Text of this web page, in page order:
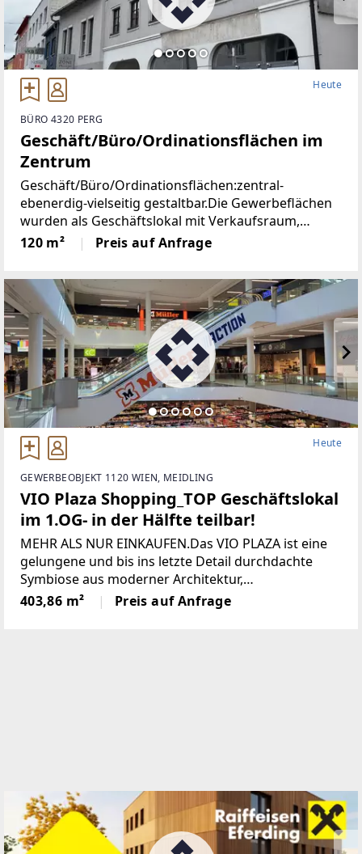
Heute
BÜRO 4320 PERG
Geschäft/Büro/Ordinationsflächen im
Zentrum
Geschäft/Büro/Ordinationsflächen:zentral-
ebenerdig-vielseitig gestaltbar.Die Gewerbeflächen
wurden als Geschäftslokal mit Verkaufsraum,
Schaufenster, Lagerräume im EG und KG genutzt.
Der Vermieter ist bereit, notwendige Aus- und
120 m² Preis auf Anfrage
Heute
GEWERBEOBJEKT 1120 WIEN, MEIDLING
VIO Plaza Shopping_TOP Geschäftslokal
im 1.OG- in der Hälfte teilbar!
MEHR ALS NUR EINKAUFEN.Das VIO PLAZA ist eine
gelungene und bis ins letzte Detail durchdachte
Symbiose aus moderner Architektur,
hervorragender Infrastruktur und effizientem sowie
nachhaltigemEnergiemanagement.
403,86 m² Preis auf Anfrage